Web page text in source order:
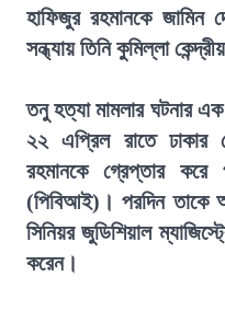
হাফিজুর রহমানকে
সন্ধ্যায় তিনি কুমিল্লা
তনু হত্যা মামলার ঘটনার
২২ এপ্রিল রাতে ঢাকার
রহমানকে গ্রেপ্তার
(পিবিআই)। পরদিন তাকে
সিনিয়র জুডিশিয়াল
করেন।